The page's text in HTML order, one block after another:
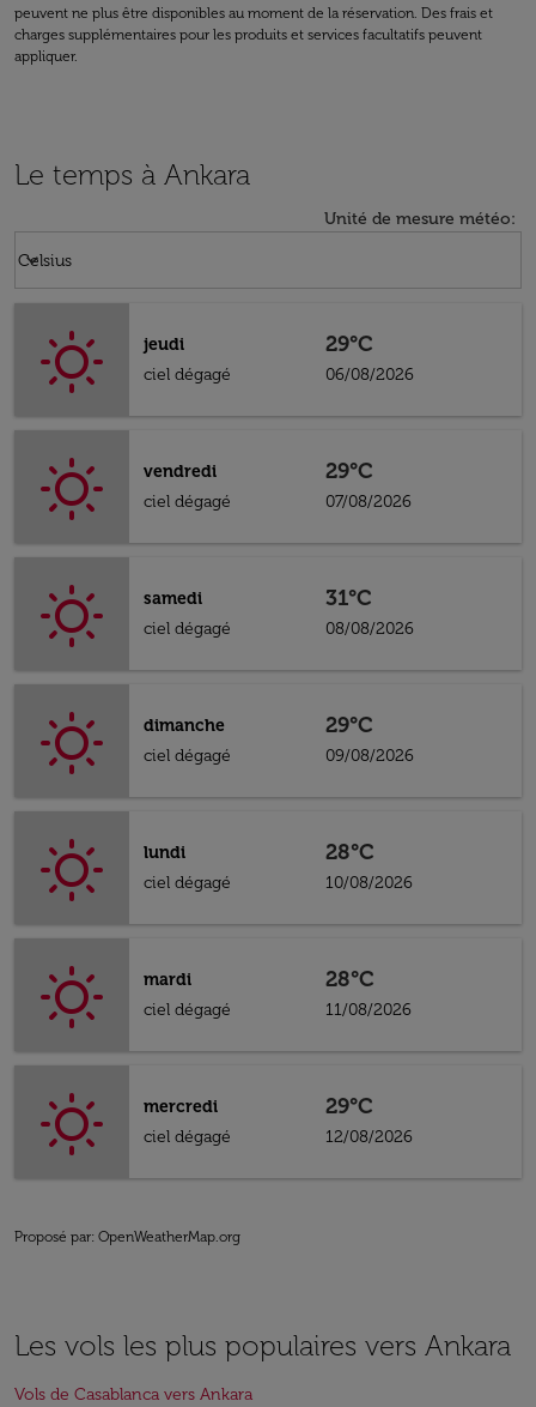
peuvent ne plus être disponibles au moment de la réservation. Des frais et
charges supplémentaires pour les produits et services facultatifs peuvent
appliquer.
Le temps à Ankara
Unité de mesure météo:
Celsius
keyboard_arrow_down
jeudi
ciel dégagé
29°C
06/08/2026
vendredi
ciel dégagé
29°C
07/08/2026
samedi
ciel dégagé
31°C
08/08/2026
dimanche
ciel dégagé
29°C
09/08/2026
lundi
ciel dégagé
28°C
10/08/2026
mardi
ciel dégagé
28°C
11/08/2026
mercredi
ciel dégagé
29°C
12/08/2026
Proposé par: OpenWeatherMap.org
Les vols les plus populaires vers Ankara
Vols de Casablanca vers Ankara